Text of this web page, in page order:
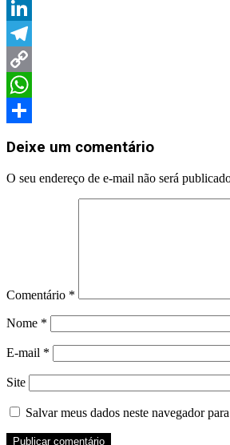
Twitter
LinkedIn
Telegram
Copy
Link
WhatsApp
05-
Deixe um comentário
O seu endereço de e-mail não será
Comentário *
Nome *
E-mail *
Site
Salvar meus dados neste navegador